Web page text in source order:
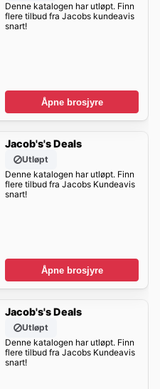
Denne katalogen har utløpt. Finn
flere tilbud fra Jacobs kundeavis
snart!
Åpne brosjyre
Jacob's's Deals
Utløpt
Denne katalogen har utløpt. Finn
flere tilbud fra Jacobs Kundeavis
snart!
Åpne brosjyre
Jacob's's Deals
Utløpt
Denne katalogen har utløpt. Finn
flere tilbud fra Jacobs Kundeavis
snart!